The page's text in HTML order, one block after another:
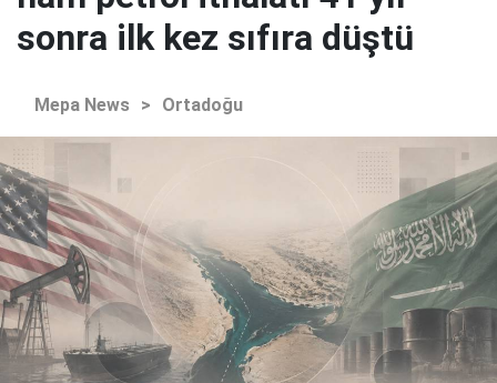
sonra ilk kez sıfıra düştü
Mepa News > Ortadoğu